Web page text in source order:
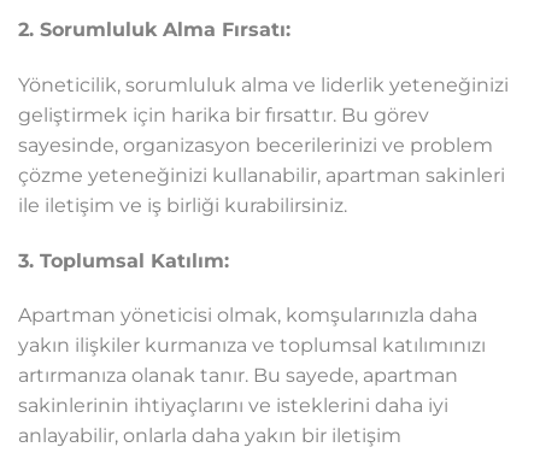
2. Sorumluluk Alma Fırsatı:
Yöneticilik, sorumluluk alma ve liderlik yeteneğinizi
geliştirmek için harika bir fırsattır. Bu görev
sayesinde, organizasyon becerilerinizi ve problem
çözme yeteneğinizi kullanabilir, apartman sakinleri
ile iletişim ve iş birliği kurabilirsiniz.
3. Toplumsal Katılım:
Apartman yöneticisi olmak, komşularınızla daha
yakın ilişkiler kurmanıza ve toplumsal katılımınızı
artırmanıza olanak tanır. Bu sayede, apartman
sakinlerinin ihtiyaçlarını ve isteklerini daha iyi
anlayabilir, onlarla daha yakın bir iletişim